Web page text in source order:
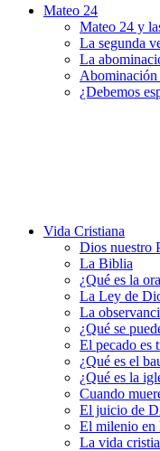
Mateo 24
Mateo 24 y
La segunda
La
¿Debemos
Vida Cristiana
Dios nuestro
La Biblia
¿Qué es la
La Ley de
La
¿Qué se
El pecado es
¿Qué es el
¿Qué es la
Cuando
El juicio de
El milenio en
La vida